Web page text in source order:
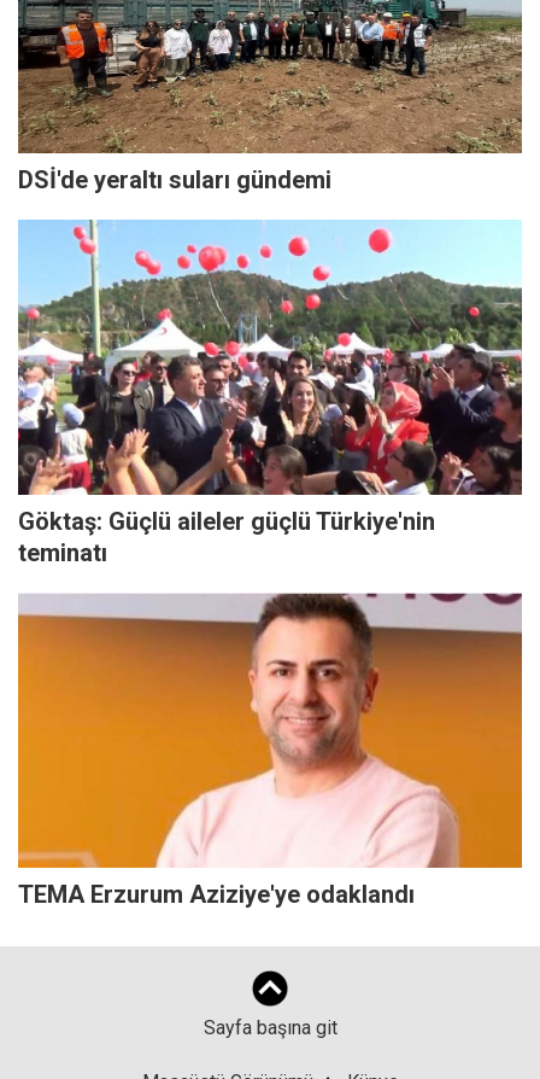
DSİ'de yeraltı suları gündemi
Göktaş: Güçlü aileler güçlü Türkiye'nin
teminatı
TEMA Erzurum Aziziye'ye odaklandı
Sayfa başına git